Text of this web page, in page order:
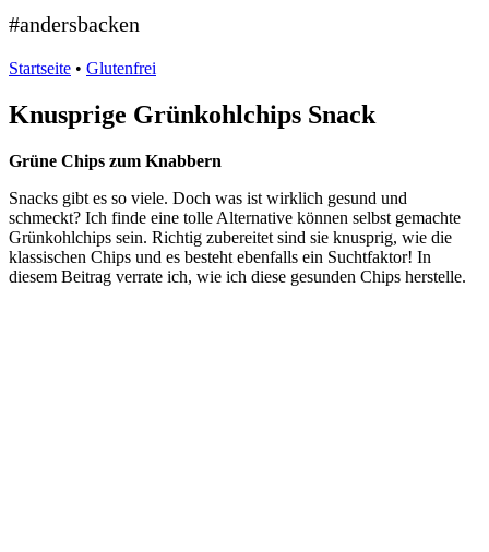
#andersbacken
Startseite • Glutenfrei
Knusprige Grünkohlchips Snack
Grüne Chips zum Knabbern
Snacks gibt es so viele. Doch was ist wirklich gesund und
schmeckt? Ich finde eine tolle Alternative können selbst gemachte
Grünkohlchips sein. Richtig zubereitet sind sie knusprig, wie die
klassischen Chips und es besteht ebenfalls ein Suchtfaktor! In
diesem Beitrag verrate ich, wie ich diese gesunden Chips herstelle.